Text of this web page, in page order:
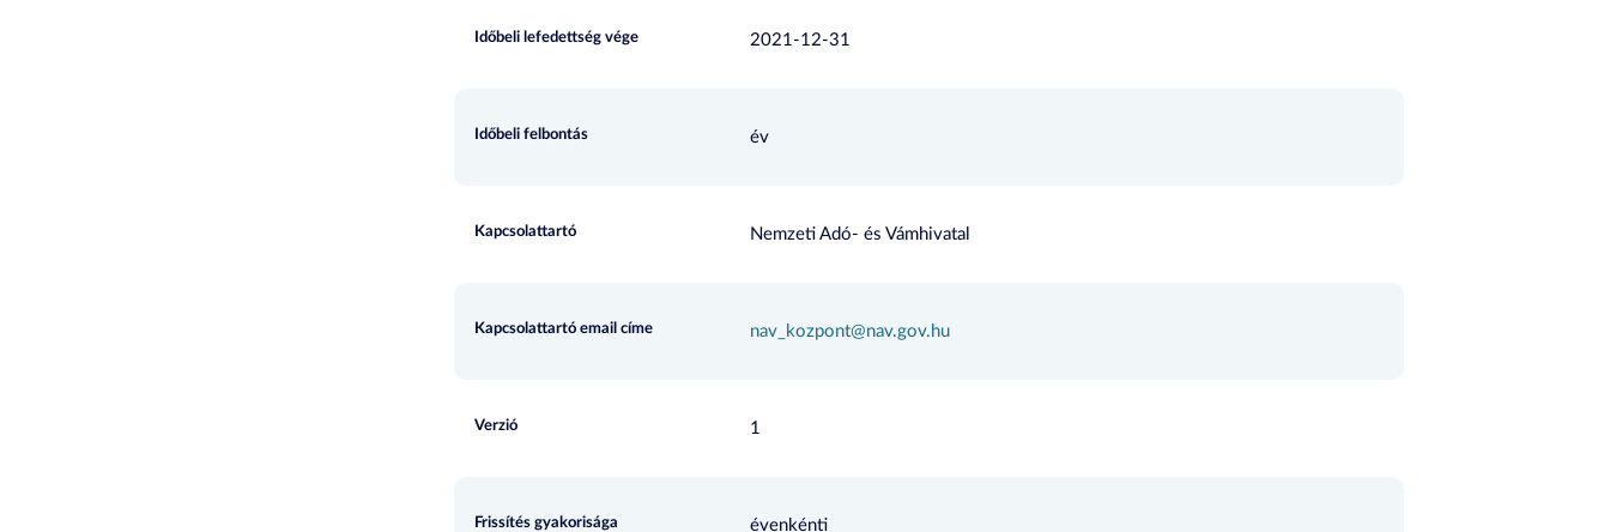
Időbeli lefedettség vége 2021-12-31
Időbeli felbontás év
Kapcsolattartó Nemzeti Adó- és Vámhivatal
Kapcsolattartó email címe nav_kozpont@nav.gov.hu
Verzió 1
Frissítés gyakorisága évenkénti